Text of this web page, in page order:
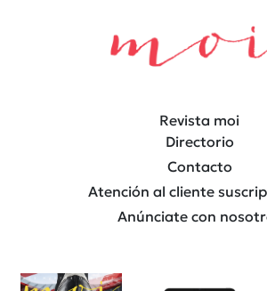
Revista moi
Directorio
Contacto
Atención al cliente
Anúnciate con